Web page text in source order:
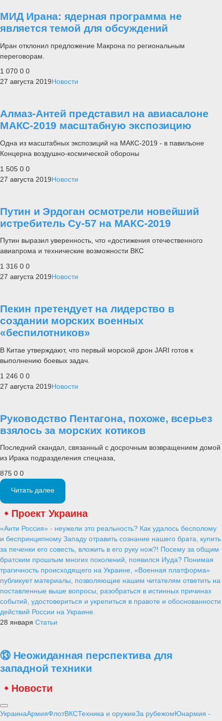
МИД Ирана: ядерная программа не
является темой для обсуждений
Иран отклонил предложение Макрона по региональным
переговорам.
1 070 0 0
27 августа 2019Новости
Алмаз-Антей представил на авиасалоне
МАКС-2019 масштабную экспозицию
Одна из масштабных экспозиций на МАКС-2019 - в павильоне
Концерна воздушно-космической обороны
1 505 0 0
27 августа 2019Новости
Путин и Эрдоган осмотрели новейший
истребитель Су-57 на МАКС-2019
Путин выразил уверенность, что «достижения отечественного
авиапрома и технические возможности ВКС
1 316 0 0
27 августа 2019Новости
Пекин претендует на лидерство в
создании морских военных
«беспилотников»
В Китае утверждают, что первый морской дрон JARI готов к
выполнению боевых задач.
1 246 0 0
27 августа 2019Новости
Руководство Пентагона, похоже, всерьез
взялось за морских котиков
Последний скандал, связанный с досрочным возвращением домой
из Ирака подразделения спецназа,
875 0 0
Читать далее
Проект Украина
«Анти Россия» - неужели это реальность? Как удалось бесполому
и беспринципному Западу отравить сознание нашего брата, купить
за печенки его совесть, вложить в его руку нож?! Посему за общим
братским прошлым многих поколений, появился Иуда? Понимая
трагичность происходящего на Украине, «Военная платформа»
публикует материалы, позволяющие нашим читателям ответить на
поставленные выше вопросы, разобраться в истинных причинах
событий, удостовериться и укрепиться в правоте и обоснованности
действий России на Украине.
28 января Статьи
⑬ Неожиданная перспектива для
западной техники
Новости
УкраинаАрмияФлотВКСТехника и оружиеЗа рубежомЮнармия -